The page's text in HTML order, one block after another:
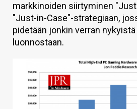
HINTA.FI
KAUPPA
HAKU
markkinoiden siirtyminen
"Just-in-Case"-strategiaan,
pidetään jonkin verran
luonnostaan.